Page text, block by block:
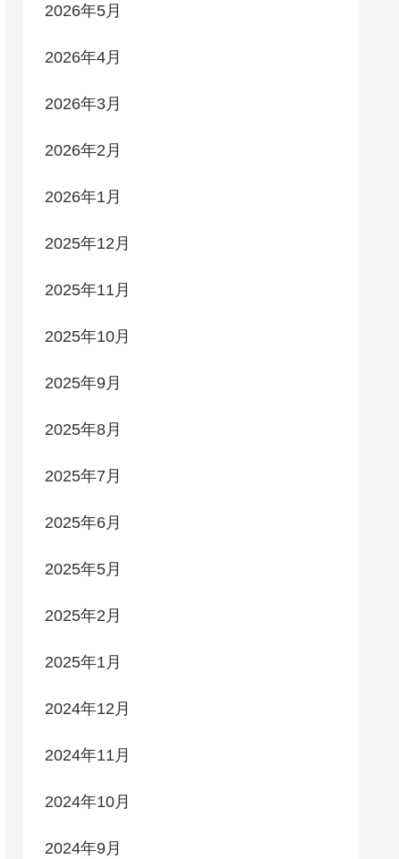
2026年5月
2026年4月
2026年3月
2026年2月
2026年1月
2025年12月
2025年11月
2025年10月
2025年9月
2025年8月
2025年7月
2025年6月
2025年5月
2025年2月
2025年1月
2024年12月
2024年11月
2024年10月
2024年9月